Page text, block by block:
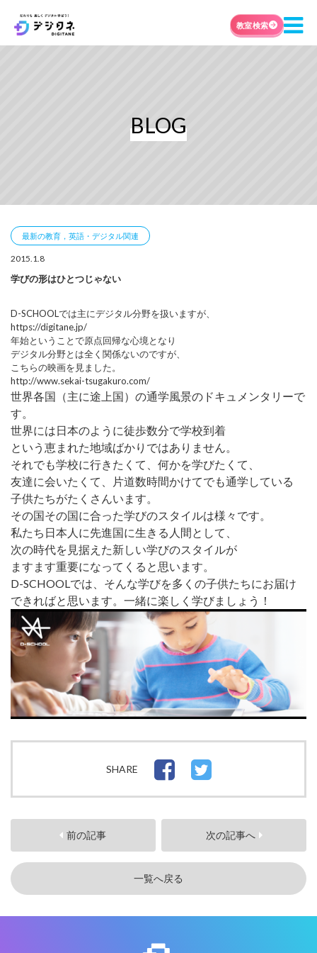
教室検索
BLOG
最新の教育，英語・デジタル関連
2015.1.8
学びの形はひとつじゃない
D-SCHOOLでは主にデジタル分野を扱いますが、
https://digitane.jp/
年始ということで原点回帰な心境となり
デジタル分野とは全く関係ないのですが、
こちらの映画を見ました。
http://www.sekai-tsugakuro.com/
世界各国（主に途上国）の通学風景のドキュメンタリーで
す。
世界には日本のように徒歩数分で学校到着
という恵まれた地域ばかりではありません。
それでも学校に行きたくて、何かを学びたくて、
友達に会いたくて、片道数時間かけてでも通学している
子供たちがたくさんいます。
その国その国に合った学びのスタイルは様々です。
私たち日本人に先進国に生きる人間として、
次の時代を見据えた新しい学びのスタイルが
ますます重要になってくると思います。
D-SCHOOLでは、そんな学びを多くの子供たちにお届け
できればと思います。一緒に楽しく学びましょう！
SHARE
前の記事 次の記事へ
一覧へ戻る